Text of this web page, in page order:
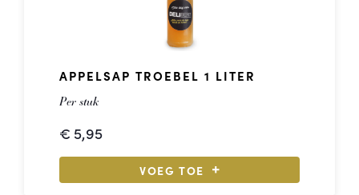
APPELSAP TROEBEL 1 LITER
Per stuk
€ 5,95
VOEG TOE